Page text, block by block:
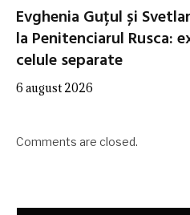
Evghenia Guțul și
la Penitenciarul Rusca:
celule separate
6 august 2026
Comments are closed.